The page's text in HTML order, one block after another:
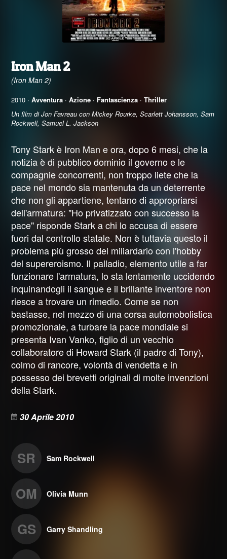
Iron Man 2
(Iron Man 2)
2010 · Avventura ·Azione · Fantascienza ·Thriller
Un film di Jon Favreau con Mickey Rourke, Scarlett Johansson, Sam
Rockwell, Samuel L. Jackson
Tony Stark è Iron Man e ora, dopo 6 mesi, che la
notizia è di pubblico dominio il governo e le
compagnie concorrenti, non troppo liete che la
pace nel mondo sia mantenuta da un deterrente
che non gli appartiene, tentano di appropriarsi
dell'armatura: "Ho privatizzato con successo la
pace" risponde Stark a chi lo accusa di essere
fuori dal controllo statale. Non è tuttavia questo il
problema più grosso del miliardario con l'hobby
del supereroismo. Il palladio, elemento utile a far
funzionare l'armatura, lo sta lentamente uccidendo
inquinandogli il sangue e il brillante inventore non
riesce a trovare un rimedio. Come se non
bastasse, nel mezzo di una corsa automobolistica
promozionale, a turbare la pace mondiale si
presenta Ivan Vanko, figlio di un vecchio
collaboratore di Howard Stark (il padre di Tony),
colmo di rancore, volontà di vendetta e in
possesso dei brevetti originali di molte invenzioni
della Stark.
30 Aprile 2010
SR Sam Rockwell
OM Olivia Munn
GS Garry Shandling